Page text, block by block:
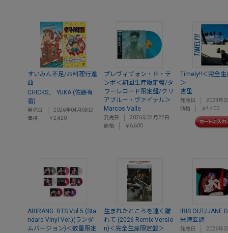
すいみん不足/お料理行進
曲
CHICKS
YUKA (佐藤有
香)
発売日
2026年04月08日
価格
￥2,420
プレヴィザォン・ド・テ
ンポ＜初回生産限定盤/タ
ワーレコード限定盤/クリ
アブルー・ヴァイナル＞
Marcos Valle
発売日
2026年04月22日
価格
￥6,600
Timely!!＜完全生
＞
杏里
発売日
2023年
価格
￥4,400
ARIRANG: BTS Vol.5 (Sta
ndard Vinyl Ver.)(ランダ
ムバージョン)＜数量限定
生まれたところを遠く離
れて (2026 Remix Versio
n)＜完全生産限定盤＞
IRIS OUT/JANE
米津玄師
発売日
2026年